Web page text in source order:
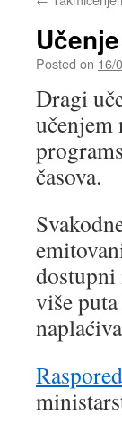
Posted on 16/
Dragi
učenjem
časova.
dostupni
više